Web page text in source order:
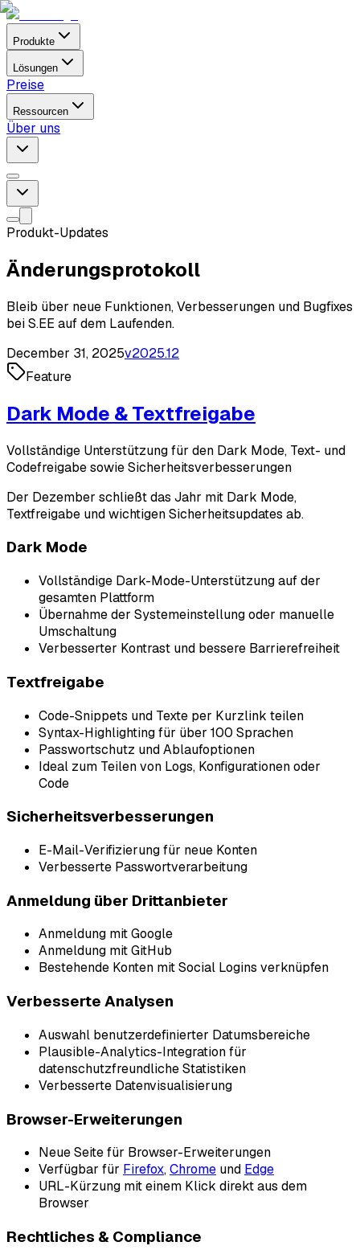
Produkte
Lösungen
Preise
Ressourcen
Über uns
Produkt-Updates
Änderungsprotokoll
Bleib über neue Funktionen, Verbesserungen und Bugfixes
bei S.EE auf dem Laufenden.
December 31, 2025v2025.12
Feature
Dark Mode & Textfreigabe
Vollständige Unterstützung für den Dark Mode, Text- und
Codefreigabe sowie Sicherheitsverbesserungen
Der Dezember schließt das Jahr mit Dark Mode,
Textfreigabe und wichtigen Sicherheitsupdates ab.
Dark Mode
Vollständige Dark-Mode-Unterstützung auf der
gesamten Plattform
Übernahme der Systemeinstellung oder manuelle
Umschaltung
Verbesserter Kontrast und bessere Barrierefreiheit
Textfreigabe
Code-Snippets und Texte per Kurzlink teilen
Syntax-Highlighting für über 100 Sprachen
Passwortschutz und Ablaufoptionen
Ideal zum Teilen von Logs, Konfigurationen oder
Code
Sicherheitsverbesserungen
E-Mail-Verifizierung für neue Konten
Verbesserte Passwortverarbeitung
Anmeldung über Drittanbieter
Anmeldung mit Google
Anmeldung mit GitHub
Bestehende Konten mit Social Logins verknüpfen
Verbesserte Analysen
Auswahl benutzerdefinierter Datumsbereiche
Plausible-Analytics-Integration für
datenschutzfreundliche Statistiken
Verbesserte Datenvisualisierung
Browser-Erweiterungen
Neue Seite für Browser-Erweiterungen
Verfügbar für Firefox,Chrome und Edge
URL-Kürzung mit einem Klick direkt aus dem
Browser
Rechtliches & Compliance